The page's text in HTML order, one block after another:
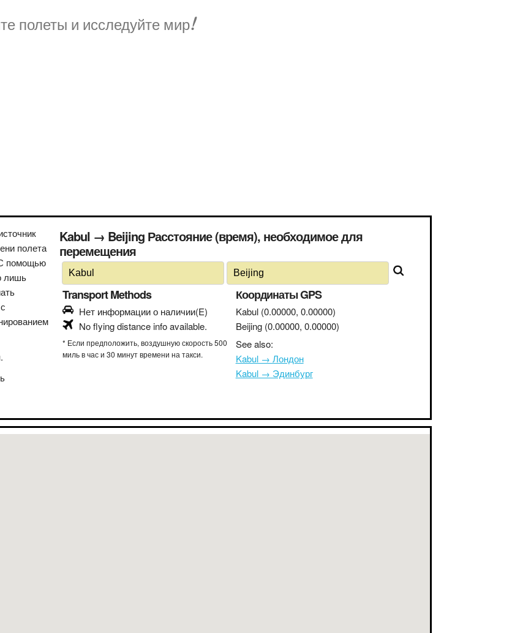
полеты и исследуйте мир!
полета
помощью
лишь
Kabul → Beijing Расстояние (время), необходимое для
перемещения
Transport Methods
Нет информации о наличии(E)
No flying distance info available.
* Если предположить, воздушную скорость 500
миль в час и 30 минут времени на такси.
Координаты GPS
Kabul (0.00000, 0.00000)
Beijing (0.00000, 0.00000)
See also:
Kabul → Лондон
Kabul → Эдинбург